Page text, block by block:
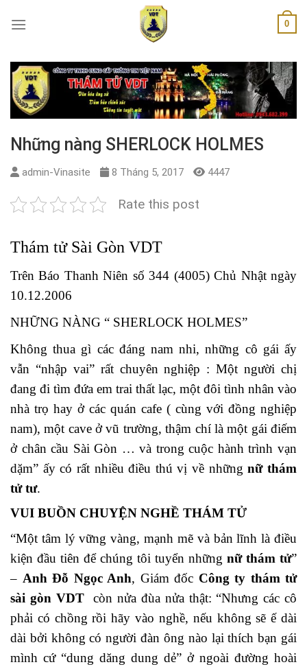
0
Những nàng SHERLOCK HOLMES
admin-Vinasite 8 Tháng 5, 2017 4447
Rate this post
Thám tử Sài Gòn VDT
Trên Báo Thanh Niên số 344 (4005) Chủ Nhật ngày
10.12.2006
NHỮNG NÀNG “ SHERLOCK HOLMES”
Không thua gì các đáng nam nhi, những cô gái ấy
vẫn “nhập vai” rất chuyên nghiệp : Một người chị
đang đi tìm đứa em trai thất lạc, một đôi tình nhân vào
nhà trọ hay ở các quán cafe ( cùng với đồng nghiệp
nam), một cave ở vũ trường, thậm chí là một gái điếm
ở chân cầu Sài Gòn … và trong cuộc hành trình vạn
dặm” ấy có rất nhiều điều thú vị về nhữngnữ thám
tử tư.
VUI BUỒN CHUYỆN NGHỀ THÁM TỬ
“Một tâm lý vững vàng, mạnh mẽ và bản lĩnh là điều
kiện đầu tiên để chúng tôi tuyển những nữ thám tử”
– Anh Đỗ Ngọc Anh, Giám đốc Công ty thám tử
sài gòn VDTcòn nửa đùa nửa thật: “Nhưng các cô
phải có chồng rồi hãy vào nghề, nếu không sẽ ế dài
dài bởi không có người đàn ông nào lại thích bạn gái
mình cứ “dung dăng dung dẻ” ở ngoài đường hoài